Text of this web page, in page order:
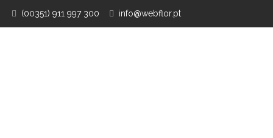
(00351) 911 997 300 info@webflor.pt